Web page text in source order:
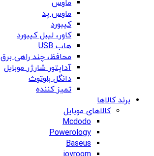
ماوس
ماوس پد
کیبورد
کاور، لیبل کیبورد
هاب USB
محافظ، چند راهی برق
آداپتور شارژر موبایل
دانگل بلوتوث
تمیز کننده
برند کالاها
کالاهای موبایل
Mcdodo
Powerology
Baseus